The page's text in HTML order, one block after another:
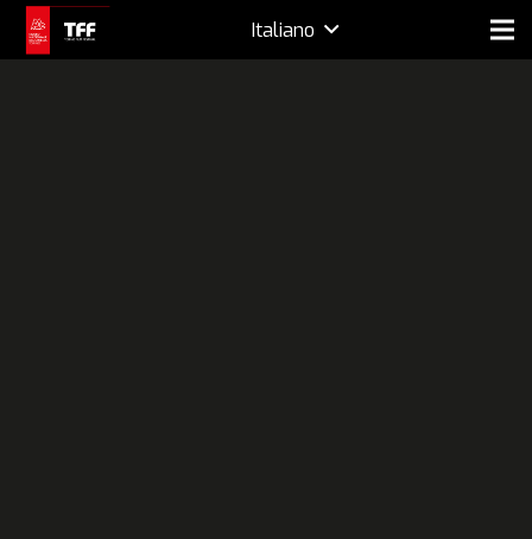
Italiano